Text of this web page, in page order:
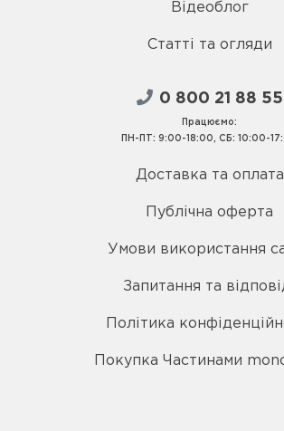
Відеоблог
Статті та огляди
0 800 21 88 55
Працюємо:
ПН-ПТ: 9:00-18:00, СБ: 10:00-
Доставка та оплата
Публічна оферта
Умови використання
Запитання та
Політика
Покупка Частинами